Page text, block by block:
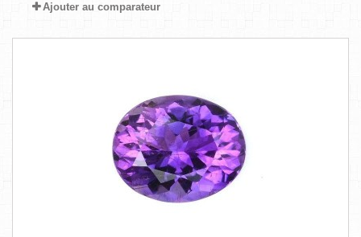
Ajouter au comparateur